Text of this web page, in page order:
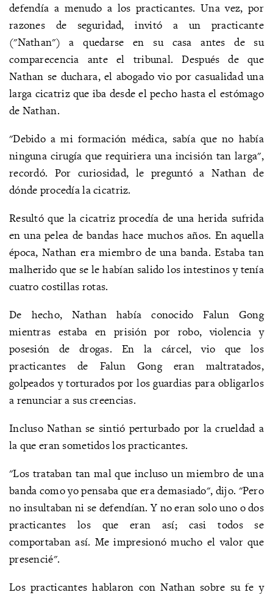
defendía a menudo a los practicantes. Una vez, por
razones de seguridad, invitó a un practicante
("Nathan") a quedarse en su casa antes de su
comparecencia ante el tribunal. Después de que
Nathan se duchara, el abogado vio por casualidad una
larga cicatriz que iba desde el pecho hasta el estómago
de Nathan.
"Debido a mi formación médica, sabía que no había
ninguna cirugía que requiriera una incisión tan larga",
recordó. Por curiosidad, le preguntó a Nathan de
dónde procedía la cicatriz.
Resultó que la cicatriz procedía de una herida sufrida
en una pelea de bandas hace muchos años. En aquella
época, Nathan era miembro de una banda. Estaba tan
malherido que se le habían salido los intestinos y tenía
cuatro costillas rotas.
De hecho, Nathan había conocido Falun Gong
mientras estaba en prisión por robo, violencia y
posesión de drogas. En la cárcel, vio que los
practicantes de Falun Gong eran maltratados,
golpeados y torturados por los guardias para obligarlos
a renunciar a sus creencias.
Incluso Nathan se sintió perturbado por la crueldad a
la que eran sometidos los practicantes.
"Los trataban tan mal que incluso un miembro de una
banda como yo pensaba que era demasiado", dijo. "Pero
no insultaban ni se defendían. Y no eran solo uno o dos
practicantes los que eran así; casi todos se
comportaban así. Me impresionó mucho el valor que
presencié".
Los practicantes hablaron con Nathan sobre su fe y